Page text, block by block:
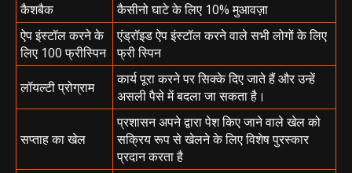
कैशबैक
कैसीनो घाटे के लिए 10% मुआवज़ा
ऐप इंस्टॉल करने के
लिए 100 फ्रीस्पिन
एंड्रॉइड ऐप इंस्टॉल करने वाले सभी लोगों के लिए
फ्री स्पिन
लॉयल्टी प्रोग्राम
कार्य पूरा करने पर सिक्के दिए जाते हैं और उन्हें
असली पैसे में बदला जा सकता है।
सप्ताह का खेल
प्रशासन अपने द्वारा पेश किए जाने वाले खेल को
सक्रिय रूप से खेलने के लिए विशेष पुरस्कार
प्रदान करता है